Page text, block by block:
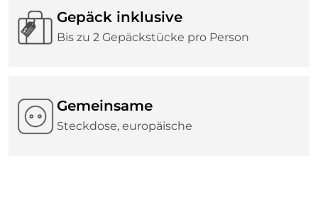
Gepäck inklusive
Bis zu 2 Gepäckstücke pro Person
Gemeinsame
Steckdose, europäische